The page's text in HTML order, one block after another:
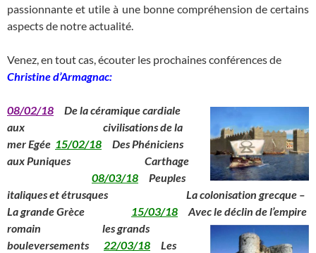
passionnante et utile à une bonne compréhension de certains
aspects de notre actualité.
Venez, en tout cas, écouter les prochaines conférences de
Christine d’Armagnac:
08/02/18
De la céramique cardiale
aux
civilisations de la
mer Egée 15/02/18
Des Phéniciens
aux Puniques
Carthage
08/03/18 Peuples
italiques et étrusques La colonisation grecque –
La grande Grèce
15/03/18 Avec le déclin de l’empire
romain
les grands
bouleversements 22/03/18 Les